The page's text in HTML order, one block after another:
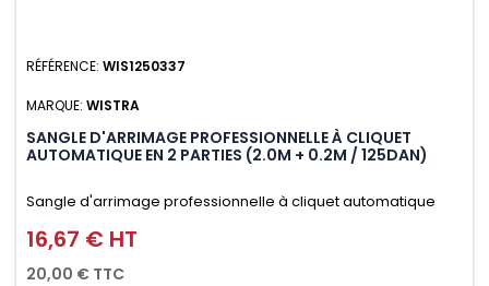
RÉFÉRENCE: WIS1250337
MARQUE: WISTRA
SANGLE D'ARRIMAGE PROFESSIONNELLE À CLIQUET
AUTOMATIQUE EN 2 PARTIES (2.0M + 0.2M / 125DAN)
Sangle d'arrimage professionnelle à cliquet automatique
avec crochet deux doigts soudés en J en 2 parties (2.0M +
0.2M / 125daN), simple et rapide d'utilisation. Permet
Prix
16,67 € HT
20,00 € TTC